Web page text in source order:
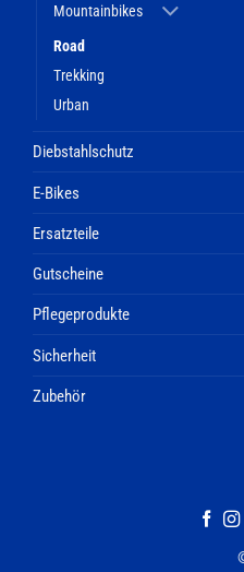
Mountainbikes
Road
Trekking
Urban
Diebstahlschutz
E-Bikes
Ersatzteile
Gutscheine
Pflegeprodukte
Sicherheit
Zubehör